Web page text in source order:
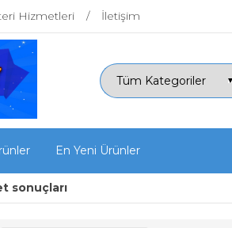
Hizmetleri İletişim
En Yeni Ürünler
sonuçları